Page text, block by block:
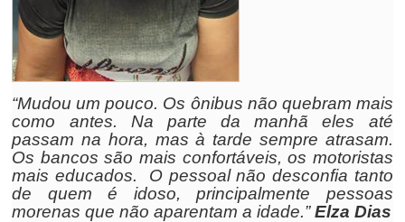
“Mudou um pouco. Os ônibus não quebram mais
como antes. Na parte da manhã eles até
passam na hora, mas à tarde sempre atrasam.
Os bancos são mais confortáveis, os motoristas
mais educados. O pessoal não desconfia tanto
de quem é idoso, principalmente pessoas
morenas que não aparentam a idade.”Elza Dias